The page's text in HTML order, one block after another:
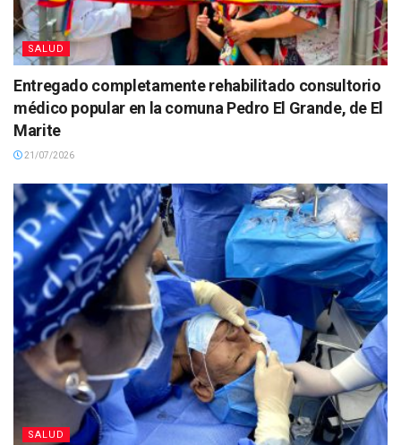
SALUD
Entregado completamente rehabilitado consultorio
médico popular en la comuna Pedro El Grande, de El
Marite
21/07/2026
SALUD